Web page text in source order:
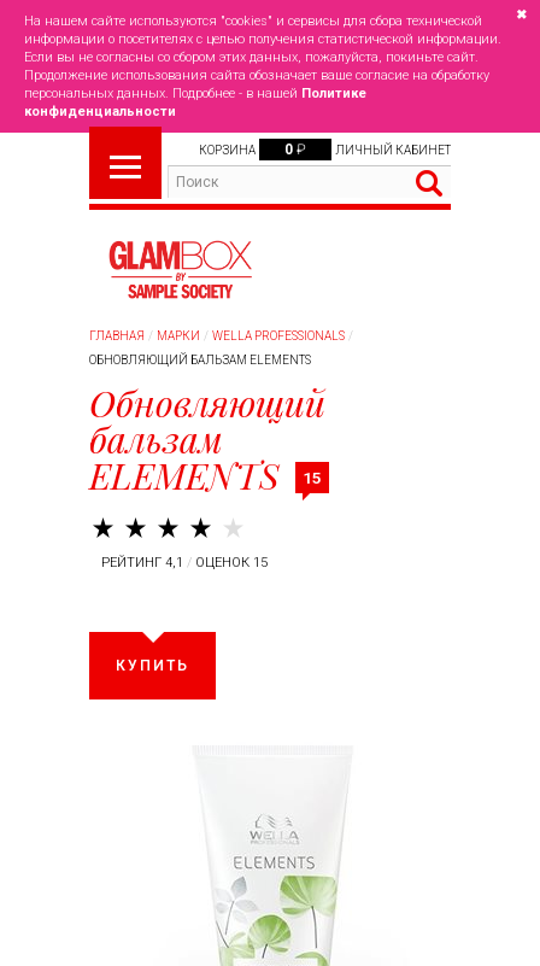
На нашем сайте используются "cookies" и сервисы для сбора технической
информации о посетителях с целью получения статистической информации.
Если вы не согласны со сбором этих данных, пожалуйста, покиньте сайт.
Продолжение использования сайта обозначает ваше согласие на обработку
персональных данных. Подробнее - в нашей Политике
конфиденциальности
✖
КОРЗИНА 0 ₽ ЛИЧНЫЙ КАБИНЕТ
ГЛАВНАЯ МАРКИ
WELLA PROFESSIONALS
ОБНОВЛЯЮЩИЙ БАЛЬЗАМ ELEMENTS
Обновляющий
бальзам
ELEMENTS 15
РЕЙТИНГ 4,1 / ОЦЕНОК 15
КУПИТЬ